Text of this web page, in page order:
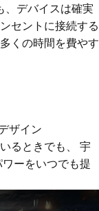
、デバイスは確実
セントに接続する
くの時間を費やす
ザイン
るときでも、 宇
ーをいつでも提